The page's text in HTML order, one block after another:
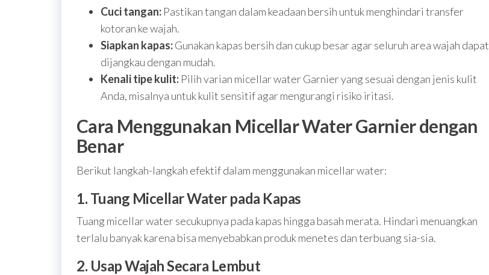
Cuci tangan: Pastikan tangan dalam keadaan bersih untuk menghindari transfer
kotoran ke wajah.
Siapkan kapas:Gunakan kapas bersih dan cukup besar agar seluruh area wajah dapat
dijangkau dengan mudah.
Kenali tipe kulit: Pilih varian micellar water Garnier yang sesuai dengan jenis kulit
Anda, misalnya untuk kulit sensitif agar mengurangi risiko iritasi.
Cara Menggunakan Micellar Water Garnier dengan
Benar
Berikut langkah-langkah efektif dalam menggunakan micellar water:
1. Tuang Micellar Water pada Kapas
Tuang micellar water secukupnya pada kapas hingga basah merata. Hindari menuangkan
terlalu banyak karena bisa menyebabkan produk menetes dan terbuang sia-sia.
2. Usap Wajah Secara Lembut